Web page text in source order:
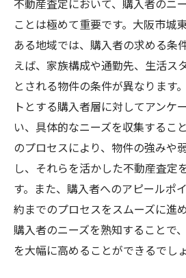
不動産査定において、購入者のニ
ことは極めて重要です。大阪市城
ある地域では、購入者の求める条
えば、家族構成や通勤先、生活ス
とされる物件の条件が異なります
トとする購入者層に対してアンケ
い、具体的なニーズを収集するこ
のプロセスにより、物件の強みや
し、それらを活かした不動産査定
す。また、購入者へのアピールポ
約までのプロセスをスムーズに進
購入者のニーズを熟知することで
を大幅に高めることができるでしょ